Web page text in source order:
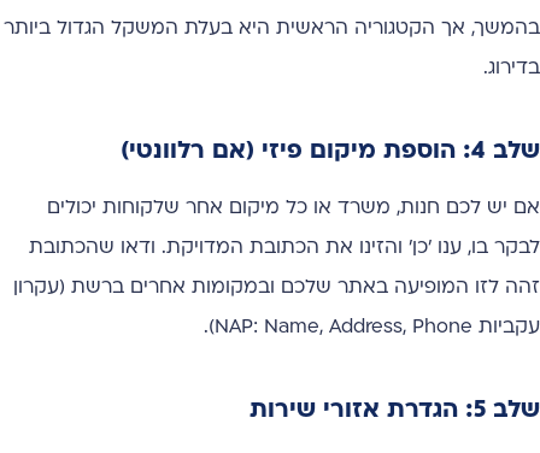
בהמשך, אך הקטגוריה הראשית היא בעלת המשקל הגדול ביותר
בדירוג.
שלב 4: הוספת מיקום פיזי (אם רלוונטי)
אם יש לכם חנות, משרד או כל מיקום אחר שלקוחות יכולים
לבקר בו, ענו 'כן' והזינו את הכתובת המדויקת. ודאו שהכתובת
זהה לזו המופיעה באתר שלכם ובמקומות אחרים ברשת (עקרון
עקביות NAP: Name, Address, Phone).
שלב 5: הגדרת אזורי שירות